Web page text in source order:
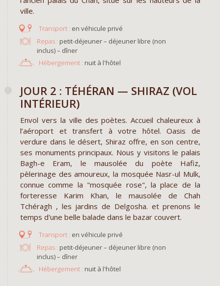
ville.
en véhicule privé
Repas : petit-déjeuner – déjeuner libre (non
inclus) – dîner
Hébergement : nuit à l'hôtel
JOUR 2 : TÉHÉRAN — SHIRAZ (VOL
INTÉRIEUR)
Envol vers la ville des poètes. Accueil chaleureux à
l’aéroport et transfert à votre hôtel. Oasis de
verdure dans le désert, Shiraz offre, en son centre,
ses monuments principaux. Nous y visitons le palais
Bagh-e Eram, le mausolée du poète Hafiz,
pèlerinage des amoureux, la mosquée Nasr-ul Mulk,
connue comme la "mosquée rose", la place de la
forteresse Karim Khan, le mausolée de Chah
Tchéragh , les jardins de Delgosha. et prenons le
temps d'une belle balade dans le bazar couvert.
en véhicule privé
Repas : petit-déjeuner – déjeuner libre (non
inclus) – dîner
Hébergement : nuit à l'hôtel